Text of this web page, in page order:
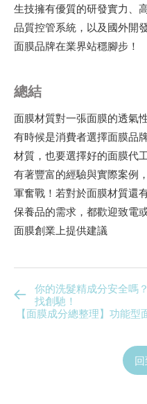
生技擁有優質的研發實力、
品質控管系統，以及國外開
面膜品牌在業界站穩腳步！
總結
面膜材質對一張面膜的透氣
有時候是消費者選擇面膜品
材質，也要選擇好的面膜代
有著豐富的經驗與實際案例
軍奮戰！若對於面膜材質還
保養品的需求，都歡迎致電
面膜創業上提供建議
你的洗髮精成分安全嗎
找創馳！
【面膜成分總整理】功能